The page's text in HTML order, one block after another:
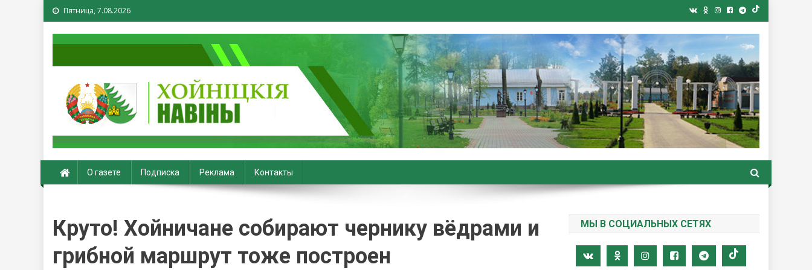
Пятница, 7.08.2026
Хойники. Хойнiцкiя навiны. Новости Хойник. Районная газета
О газете Подписка Реклама Контакты
Круто! Хойничане собирают чернику вёдрами и
грибной маршрут тоже построен
МЫ В СОЦИАЛЬНЫХ СЕТЯХ